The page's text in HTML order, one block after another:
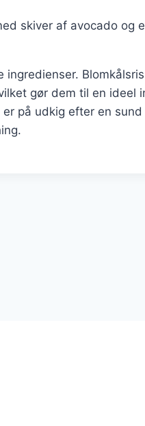
skiver af avocado og
gør dem til en ideel
på udkig efter en